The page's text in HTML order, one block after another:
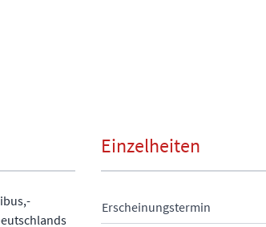
Einzelheiten
Erscheinungstermin